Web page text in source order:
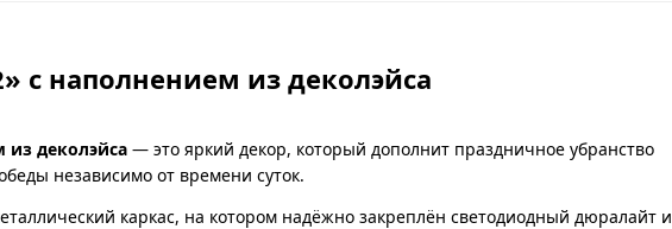
с наполнением из деколэйса
из деколэйса — это яркий декор, который дополнит праздничное убранство
независимо от времени суток.
каркас, на котором надёжно закреплён светодиодный дюралайт и